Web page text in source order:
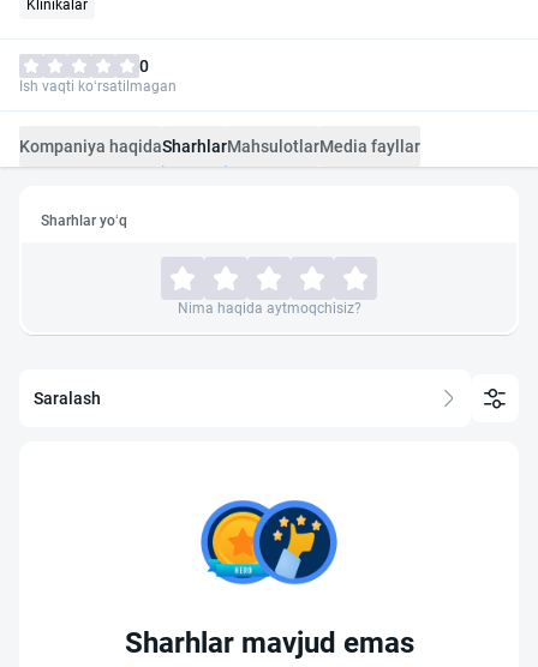
Klinikalar
0
Ish vaqti ko‘rsatilmagan
Kompaniya haqidaSharhlarMahsulotlarMedia fayllar
Sharhlar yo‘q
Nima haqida aytmoqchisiz?
Saralash
Sharhlar mavjud emas